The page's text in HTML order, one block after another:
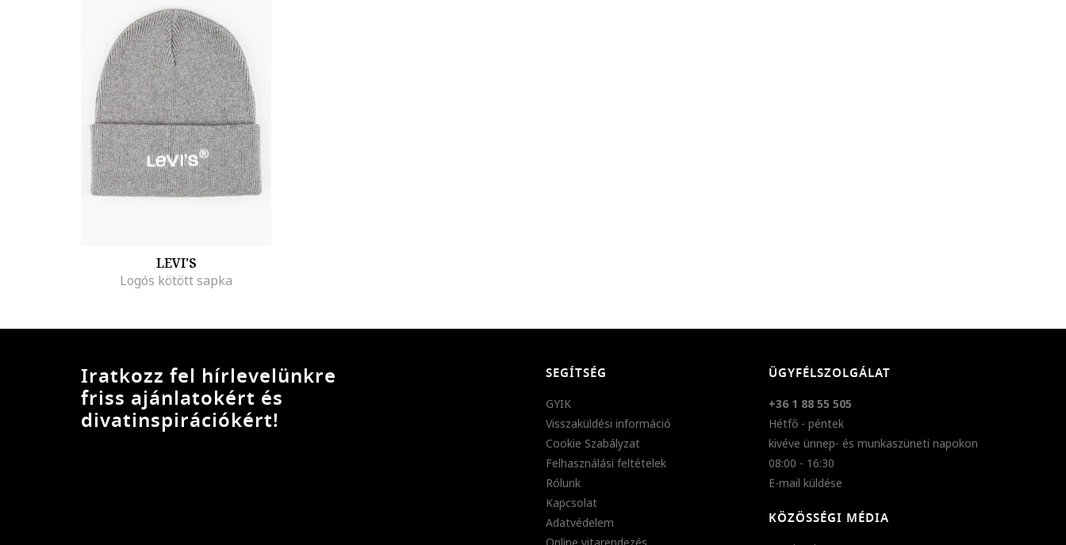
LEVI'S
Logós kötött sapka
Iratkozz fel hírlevelünkre
friss ajánlatokért és
divatinspirációkért!
SEGÍTSÉG
GYIK
Visszaküldési információ
Cookie Szabályzat
Felhasználási feltételek
Rólunk
Kapcsolat
Adatvédelem
ÜGYFÉLSZOLGÁLAT
+36 1 88 55 505
Hétfő - péntek
kivéve ünnep- és munkaszüneti napokon
08:00 - 16:30
E-mail küldése
KÖZÖSSÉGI MÉDIA